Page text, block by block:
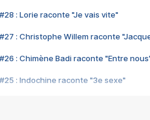
#28 : Lorie raconte "Je vais vite"
#27 : Christophe Willem raconte
#26 : Chimène Badi raconte "Entre
#25 : Indochine raconte "3e sexe"